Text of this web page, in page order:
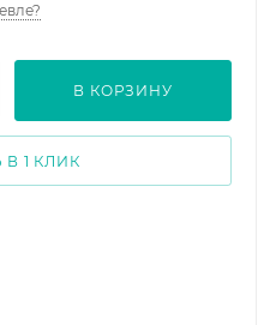
В КОРЗИНУ
В 1 КЛИК